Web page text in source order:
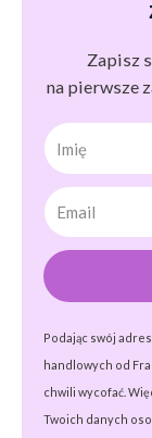
Zapisz
na pierwsze
Imię
Podając swój
handlowych od
chwili wycofać.
Twoich danych